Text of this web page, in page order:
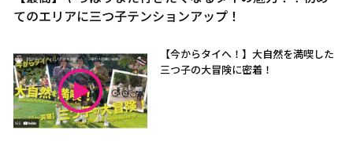
てのエリアに三つ子テンションアップ！
【今からタイへ！】大自然を満喫した
三つ子の大冒険に密着！